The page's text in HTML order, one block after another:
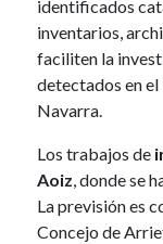
identificados
inventarios,
faciliten la
detectados en
Navarra.
Los trabajos de
Aoiz, donde se
La previsión es
Concejo de